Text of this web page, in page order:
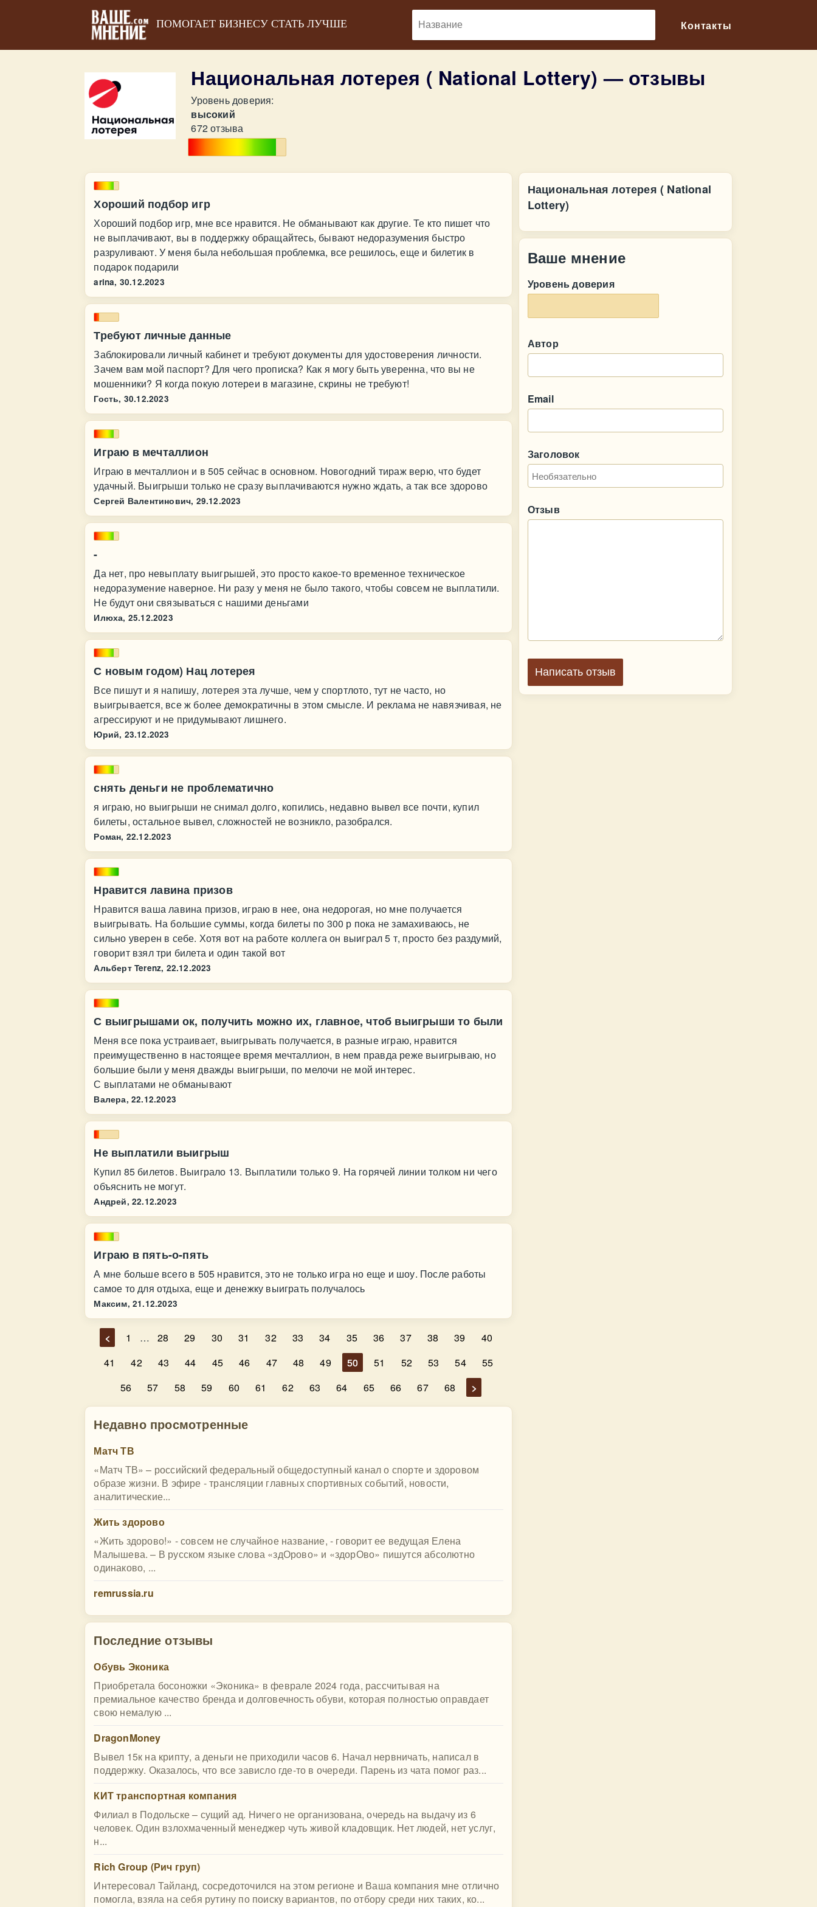
ПОМОГАЕТ БИЗНЕСУ СТАТЬ ЛУЧШЕ Контакты
Национальная лотерея ( National Lottery) — отзывы
Уровень доверия:
высокий
672 отзыва
Хороший подбор игр
Хороший подбор игр, мне все нравится. Не обманывают как другие. Те кто пишет что
не выплачивают, вы в поддержку обращайтесь, бывают недоразумения быстро
разруливают. У меня была небольшая проблемка, все решилось, еще и билетик в
подарок подарили
arina, 30.12.2023
Требуют личные данные
Заблокировали личный кабинет и требуют документы для удостоверения личности.
Зачем вам мой паспорт? Для чего прописка? Как я могу быть уверенна, что вы не
мошенники? Я когда покую лотереи в магазине, скрины не требуют!
Гость, 30.12.2023
Играю в мечталлион
Играю в мечталлион и в 505 сейчас в основном. Новогодний тираж верю, что будет
удачный. Выигрыши только не сразу выплачиваются нужно ждать, а так все здорово
Сергей Валентинович, 29.12.2023
-
Да нет, про невыплату выигрышей, это просто какое-то временное техническое
недоразумение наверное. Ни разу у меня не было такого, чтобы совсем не выплатили.
Не будут они связываться с нашими деньгами
Илюха, 25.12.2023
С новым годом) Нац лотерея
Все пишут и я напишу, лотерея эта лучше, чем у спортлото, тут не часто, но
выигрывается, все ж более демократичны в этом смысле. И реклама не навязчивая, не
агрессируют и не придумывают лишнего.
Юрий, 23.12.2023
снять деньги не проблематично
я играю, но выигрыши не снимал долго, копились, недавно вывел все почти, купил
билеты, остальное вывел, сложностей не возникло, разобрался.
Роман, 22.12.2023
Нравится лавина призов
Нравится ваша лавина призов, играю в нее, она недорогая, но мне получается
выигрывать. На большие суммы, когда билеты по 300 р пока не замахиваюсь, не
сильно уверен в себе. Хотя вот на работе коллега он выиграл 5 т, просто без раздумий,
говорит взял три билета и один такой вот
Альберт Terenz, 22.12.2023
С выигрышами ок, получить можно их, главное, чтоб выигрыши то были
Меня все пока устраивает, выигрывать получается, в разные играю, нравится
преимущественно в настоящее время мечталлион, в нем правда реже выигрываю, но
большие были у меня дважды выигрыши, по мелочи не мой интерес.
С выплатами не обманывают
Валера, 22.12.2023
Не выплатили выигрыш
Купил 85 билетов. Выиграло 13. Выплатили только 9. На горячей линии толком ни чего
объяснить не могут.
Андрей, 22.12.2023
Играю в пять-о-пять
А мне больше всего в 505 нравится, это не только игра но еще и шоу. После работы
самое то для отдыха, еще и денежку выиграть получалось
Максим, 21.12.2023
< 1 … 28 29 30 31 32 33 34 35 36 37 38 39
40
41
42 43 44 45 46 47 48 49 50 51 52 53 54
55
56
57 58 59 60 61 62 63 64 65 66 67 68 >
Недавно просмотренные
Матч ТВ
«Матч ТВ» – российский федеральный общедоступный канал о спорте и здоровом
образе жизни. В эфире - трансляции главных спортивных событий, новости,
аналитические...
Жить здорово
«Жить здорово!» - совсем не случайное название, - говорит ее ведущая Елена
Малышева. – В русском языке слова «здОрово» и «здорОво» пишутся абсолютно
одинаково, ...
remrussia.ru
Последние отзывы
Обувь Эконика
Приобретала босоножки «Эконика» в феврале 2024 года, рассчитывая на
премиальное качество бренда и долговечность обуви, которая полностью оправдает
свою немалую ...
DragonMoney
Вывел 15к на крипту, а деньги не приходили часов 6. Начал нервничать, написал в
поддержку. Оказалось, что все зависло где-то в очереди. Парень из чата помог раз...
КИТ транспортная компания
Филиал в Подольске – сущий ад. Ничего не организована, очередь на выдачу из 6
человек. Один взлохмаченный менеджер чуть живой кладовщик. Нет людей, нет услуг,
н...
Rich Group (Рич груп)
Интересовал Тайланд, сосредоточился на этом регионе и Ваша компания мне отлично
помогла, взяла на себя рутину по поиску вариантов, по отбору среди них таких, ко...
Национальная лотерея ( National
Lottery)
Ваше мнение
Уровень доверия
Автор
Email
Заголовок
Отзыв
Написать отзыв